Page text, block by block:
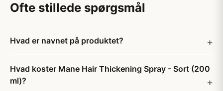
Ofte stillede spørgsmål
Hvad er navnet på produktet?
Hvad koster Mane Hair Thickening Spray - Sort (200
ml)?